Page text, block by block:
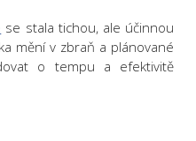
se stala tichou, ale účinnou
mění v zbraň a plánované
o tempu a efektivitě